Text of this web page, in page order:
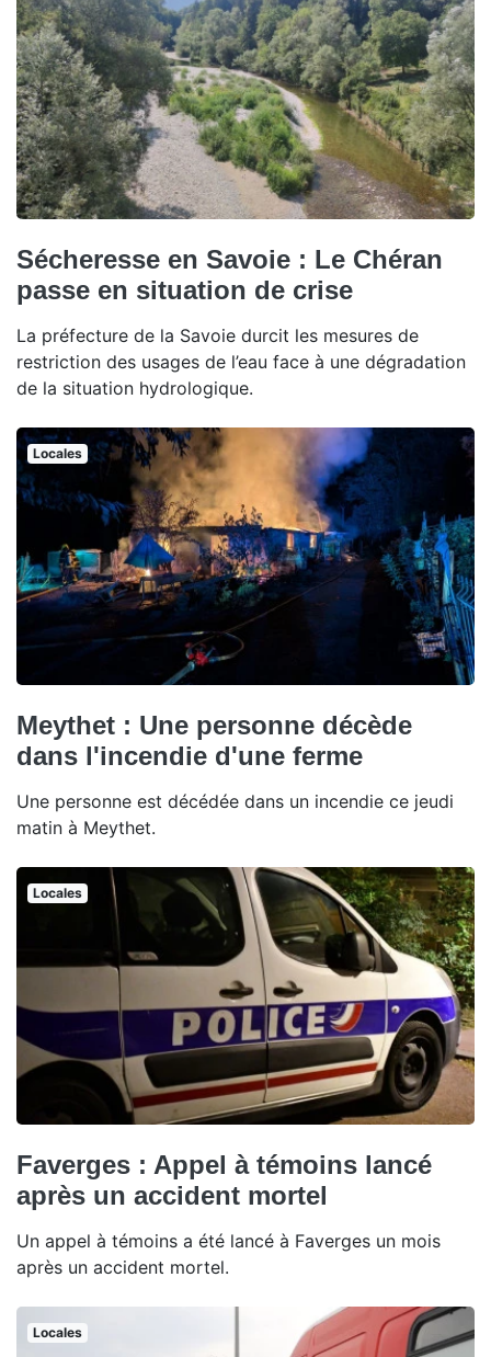
Sécheresse en Savoie : Le Chéran
passe en situation de crise
La préfecture de la Savoie durcit les mesures de
restriction des usages de l’eau face à une dégradation
de la situation hydrologique.
Locales
Meythet : Une personne décède
dans l'incendie d'une ferme
Une personne est décédée dans un incendie ce jeudi
matin à Meythet.
Locales
Faverges : Appel à témoins lancé
après un accident mortel
Un appel à témoins a été lancé à Faverges un mois
après un accident mortel.
Locales